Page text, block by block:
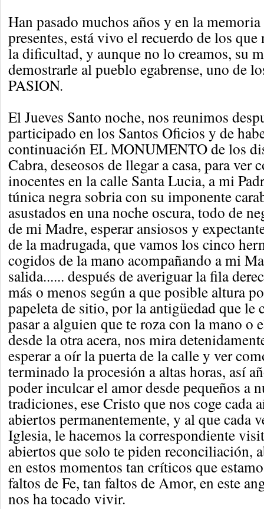
Han pasado muchos años y en la
presentes, está vivo el recuerdo de los
la dificultad, y aunque no lo creamos, su
demostrarle al pueblo egabrense, uno de
PASION.
El Jueves Santo noche, nos reunimos
participado en los Santos Oficios y de
continuación EL MONUMENTO de los
Cabra, deseosos de llegar a casa, para ver
inocentes en la calle Santa Lucia, a mi
túnica negra sobria con su imponente
asustados en una noche oscura, todo de
de mi Madre, esperar ansiosos y
de la madrugada, que vamos los cinco
cogidos de la mano acompañando a mi
salida...... después de averiguar la fila
más o menos según a que posible altura
papeleta de sitio, por la antigüedad que le
pasar a alguien que te roza con la mano o
desde la otra acera, nos mira
esperar a oír la puerta de la calle y ver
terminado la procesión a altas horas, así
poder inculcar el amor desde pequeños a
tradiciones, ese Cristo que nos coge cada
abiertos permanentemente, y al que cada
Iglesia, le hacemos la correspondiente
abiertos que solo te piden reconciliación,
en estos momentos tan críticos que
faltos de Fe, tan faltos de Amor, en este
nos ha tocado vivir.